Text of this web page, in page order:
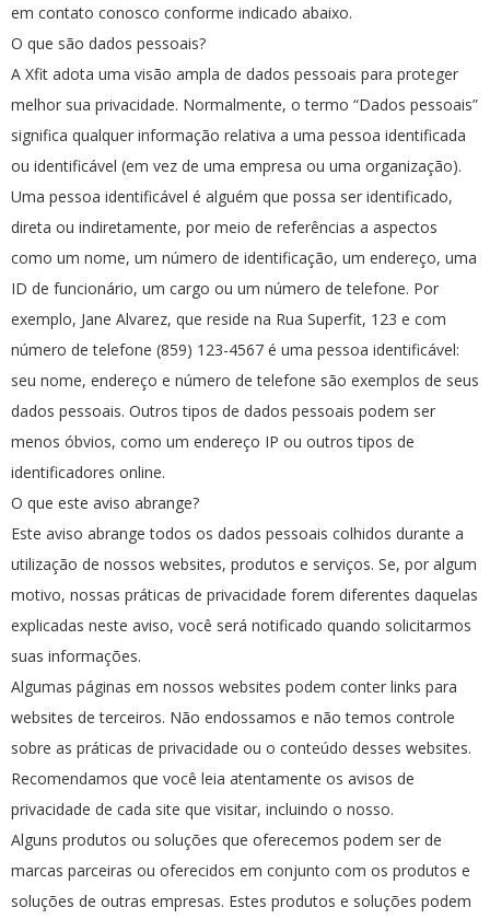
em contato conosco conforme indicado abaixo.
O que são dados pessoais?
A Xfit adota uma visão ampla de dados pessoais para proteger
melhor sua privacidade. Normalmente, o termo “Dados pessoais”
significa qualquer informação relativa a uma pessoa identificada
ou identificável (em vez de uma empresa ou uma organização).
Uma pessoa identificável é alguém que possa ser identificado,
direta ou indiretamente, por meio de referências a aspectos
como um nome, um número de identificação, um endereço, uma
ID de funcionário, um cargo ou um número de telefone. Por
exemplo, Jane Alvarez, que reside na Rua Superfit, 123 e com
número de telefone (859) 123-4567 é uma pessoa identificável:
seu nome, endereço e número de telefone são exemplos de seus
dados pessoais. Outros tipos de dados pessoais podem ser
menos óbvios, como um endereço IP ou outros tipos de
identificadores online.
O que este aviso abrange?
Este aviso abrange todos os dados pessoais colhidos durante a
utilização de nossos websites, produtos e serviços. Se, por algum
motivo, nossas práticas de privacidade forem diferentes daquelas
explicadas neste aviso, você será notificado quando solicitarmos
suas informações.
Algumas páginas em nossos websites podem conter links para
websites de terceiros. Não endossamos e não temos controle
sobre as práticas de privacidade ou o conteúdo desses websites.
Recomendamos que você leia atentamente os avisos de
privacidade de cada site que visitar, incluindo o nosso.
Alguns produtos ou soluções que oferecemos podem ser de
marcas parceiras ou oferecidos em conjunto com os produtos e
soluções de outras empresas. Estes produtos e soluções podem